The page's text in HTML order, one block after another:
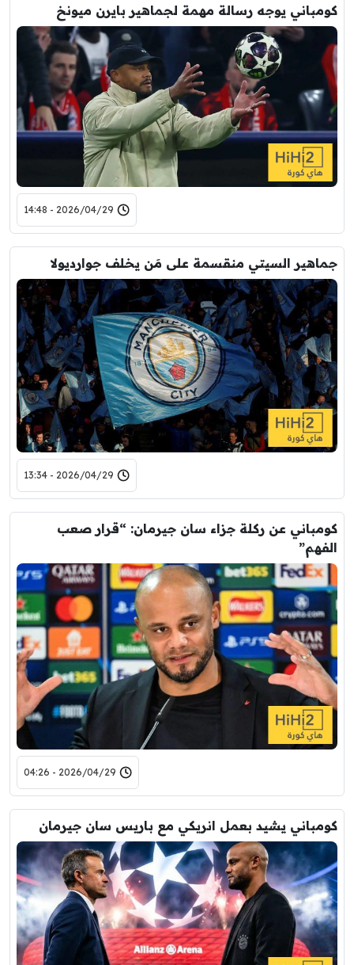
كومباني يوجه رسالة مهمة لجماهير بايرن ميونخ
2026/04/29 - 14:48
جماهير السيتي منقسمة على مَن يخلف جوارديولا
2026/04/29 - 13:34
كومباني عن ركلة جزاء سان جيرمان: “قرار صعب
الفهم”
2026/04/29 - 04:26
كومباني يشيد بعمل انريكي مع باريس سان جيرمان